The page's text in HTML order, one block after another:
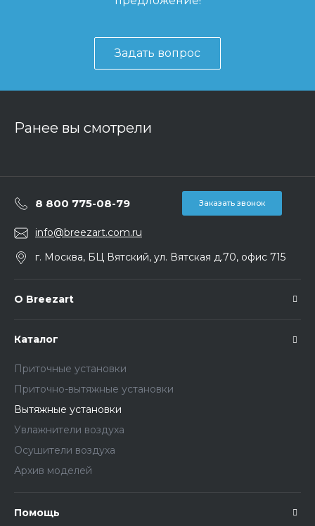
Задать вопрос
Ранее вы смотрели
8 800 775-08-79 Заказать звонок
info@breezart.com.ru
г. Москва, БЦ Вятский, ул. Вятская д.70, офис 715
О Breezart
Каталог
Приточные установки
Приточно-вытяжные установки
Вытяжные установки
Увлажнители воздуха
Осушители воздуха
Архив моделей
Помощь